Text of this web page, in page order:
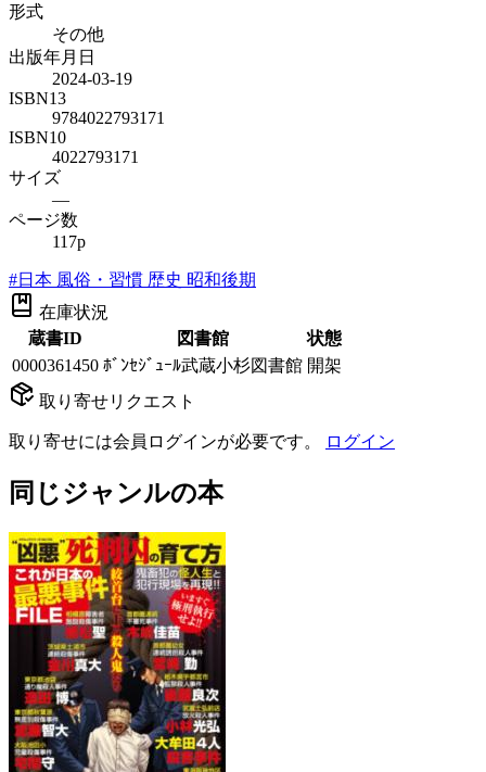
形式
その他
出版年月日
2024-03-19
ISBN13
9784022793171
ISBN10
4022793171
サイズ
—
ページ数
117p
#日本 風俗・習慣 歴史 昭和後期
在庫状況
蔵書ID
図書館
状態
0000361450 ﾎﾞﾝｾｼﾞｭｰﾙ武蔵小杉図書館 開架
取り寄せリクエスト
取り寄せには会員ログインが必要です。 ログイン
同じジャンルの本